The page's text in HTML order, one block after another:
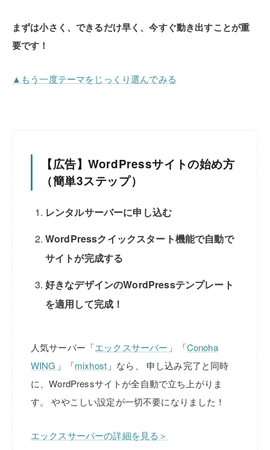
まずは小さく、できるだけ早く、今すぐ動き出すことが重
要です！
▲もう一度テーマをじっくり選んでみる
【広告】WordPressサイトの始め方
（簡単3ステップ）
レンタルサーバーに申し込む
WordPressクイックスタート機能で自動で
サイトが完成する
好きなデザインのWordPressテンプレート
を適用して完成！
人気サーバー「エックスサーバー 」「Conoha
WING 」「mixhost 」なら、
申し込み完了と同時
に、WordPressサイトが全自動で立ち上がりま
す。
ややこしい設定が一切不要になりました！
エックスサーバーの詳細を見る＞